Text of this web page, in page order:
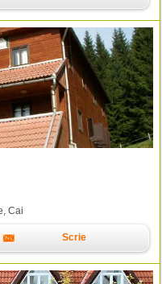
Cai
Scrie